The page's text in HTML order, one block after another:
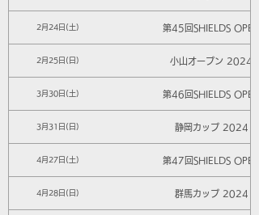
2月24日(土) 第45回SHIELDS OPEN
2月25日(日) 小山オープン 2024
3月30日(土) 第46回SHIELDS OPEN
3月31日(日) 静岡カップ 2024
4月27日(土) 第47回SHIELDS OPEN
4月28日(日) 群馬カップ 2024